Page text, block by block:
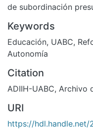
de subordinación
Keywords
Educación, UABC,
Autonomía
Citation
ADIIH-UABC, Archivo
URI
https://hdl.handle.net/